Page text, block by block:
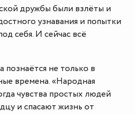
дружбы были взлёты и
узнавания и попытки
себя. И сейчас всё
познаётся не только в
времена. «Народная
чувства простых людей
и спасают жизнь от